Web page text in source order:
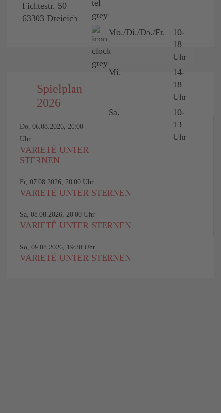
Fichtestr. 50
63303 Dreieich
Mo./Di./Do./Fr.
10-
18
Uhr
Mi.
14-
18
Uhr
Sa.
10-
13
Uhr
Spielplan
2026
Do, 06.08.2026, 20:00
Uhr
VARIETÉ UNTER
STERNEN
Fr, 07.08.2026, 20:00 Uhr
VARIETÉ UNTER STERNEN
Sa, 08.08.2026, 20:00 Uhr
VARIETÉ UNTER STERNEN
So, 09.08.2026, 19:30 Uhr
VARIETÉ UNTER STERNEN